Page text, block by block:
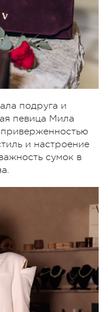
подруга и
певица Мила
и настроение
сумок в